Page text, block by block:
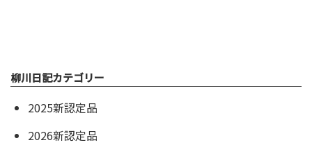
柳川日記カテゴリー
2025新認定品
2026新認定品